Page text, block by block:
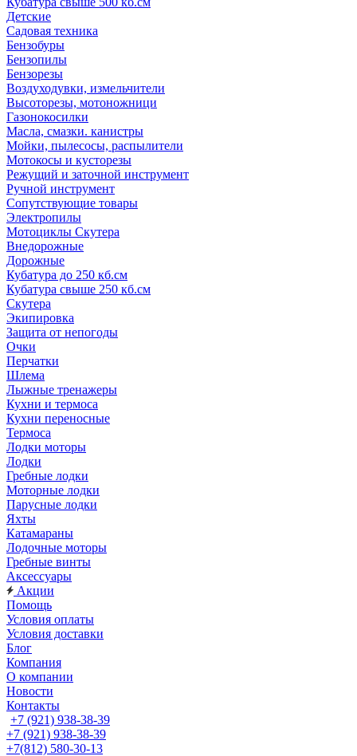
Детские
Садовая техника
Бензобуры
Бензопилы
Бензорезы
Воздуходувки, измельчители
Высоторезы, мотоножници
Газонокосилки
Масла, смазки. канистры
Мойки, пылесосы, распылители
Мотокосы и кусторезы
Режущий и заточной инструмент
Ручной инструмент
Сопутствующие товары
Электропилы
Мотоциклы Скутера
Внедорожные
Дорожные
Кубатура до 250 кб.см
Кубатура свыше 250 кб.см
Скутера
Экипировка
Защита от непогоды
Очки
Перчатки
Шлема
Лыжные тренажеры
Кухни и термоса
Кухни переносные
Термоса
Лодки моторы
Лодки
Гребные лодки
Моторные лодки
Парусные лодки
Яхты
Катамараны
Лодочные моторы
Гребные винты
Аксессуары
Акции
Помощь
Условия оплаты
Условия доставки
Блог
Компания
О компании
Новости
Контакты
+7 (921) 938-38-39
+7 (921) 938-38-39
+7(812) 580-30-13